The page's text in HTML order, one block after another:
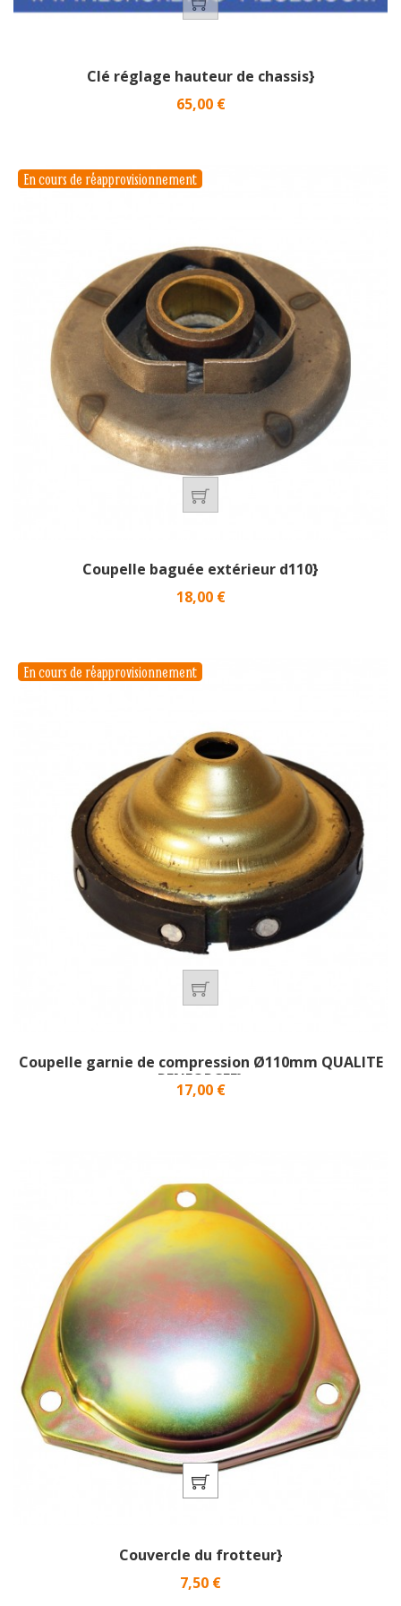
Clé réglage hauteur de chassis}
Prix
65,00 €
Coupelle baguée extérieur d110}
Prix
18,00 €
En cours de réapprovisionnement
Coupelle garnie de compression Ø110mm QUALITE
RENFORCEE}
Prix
17,00 €
En cours de réapprovisionnement
Couvercle du frotteur}
Prix
7,50 €